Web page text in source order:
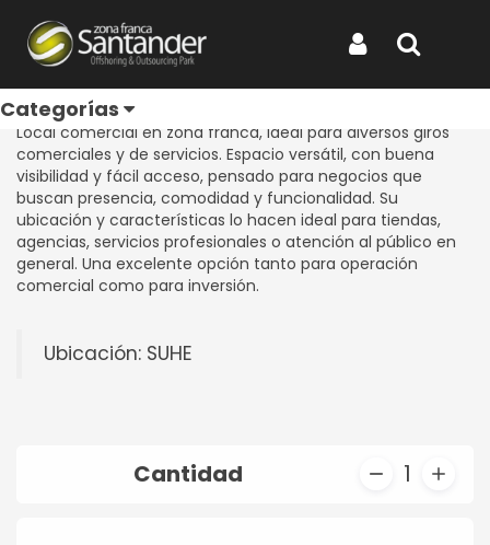
Categorías
Local 201
REF: LOCAL 201
Local comercial en zona franca, ideal para diversos giros
comerciales y de servicios. Espacio versátil, con buena
visibilidad y fácil acceso, pensado para negocios que
buscan presencia, comodidad y funcionalidad. Su
ubicación y características lo hacen ideal para tiendas,
agencias, servicios profesionales o atención al público en
general. Una excelente opción tanto para operación
comercial como para inversión.
Ubicación: SUHE
Cantidad 1